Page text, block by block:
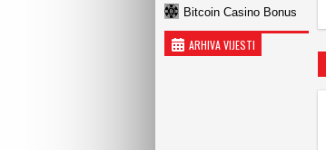
Bitcoin Casino Bonus
ARHIVA VIJESTI